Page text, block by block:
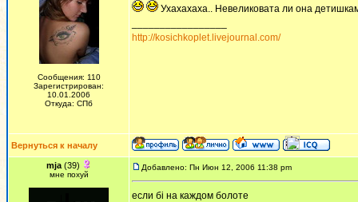
Сообщения: 110
Зарегистрирован:
10.01.2006
Откуда: СПб
Ухахахаха.. Невеликовата ли она
http://kosichkoplet.livejournal.com/
Вернуться к началу
mja (39)
мне похуй
Добавлено: Пн Июн 12, 2006 11:38 pm
если бі на каждом болоте